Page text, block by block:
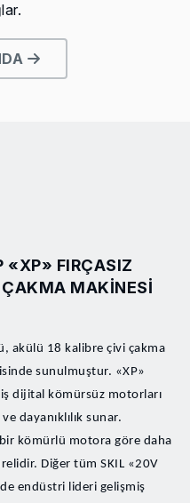
«XP» FIRÇASIZ
MAKINESI
akülü 18 kalibre çivi çakma
sunulmuştur. «XP»
dijital kömürsüz motorları
dayanıklılık sunar.
kömürlü motora göre daha
Diğer tüm SKIL «20V
endüstri lideri gelişmiş